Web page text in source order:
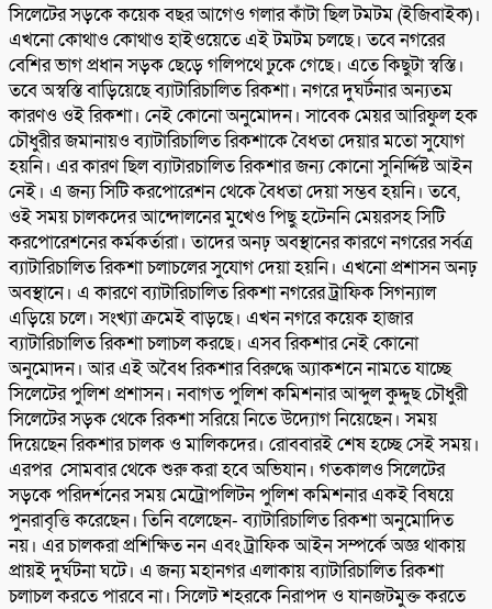
সিলেটের সড়কে কয়েক বছর আগেও গলার কাঁটা ছিল টমটম (ইজিবাইক)।
এখনো কোথাও কোথাও হাইওয়েতে এই টমটম চলছে। তবে নগরের
বেশির ভাগ প্রধান সড়ক ছেড়ে গলিপথে ঢুকে গেছে। এতে কিছুটা স্বস্তি।
তবে অস্বস্তি বাড়িয়েছে ব্যাটারিচালিত রিকশা। নগরে দুঘর্টনার অন্যতম
কারণও ওই রিকশা। নেই কোনো অনুমোদন। সাবেক মেয়র আরিফুল হক
চৌধুরীর জমানায়ও ব্যাটারিচালিত রিকশাকে বৈধতা দেয়ার মতো সুযোগ
হয়নি। এর কারণ ছিল ব্যাটারচালিত রিকশার জন্য কোনো সুনির্দ্দিষ্ট আইন
নেই। এ জন্য সিটি করপোরেশন থেকে বৈধতা দেয়া সম্ভব হয়নি। তবে,
ওই সময় চালকদের আন্দোলনের মুখেও পিছু হটেননি মেয়রসহ সিটি
করপোরেশনের কর্মকর্তারা। তাদের অনঢ় অবস্থানের কারণে নগরের সর্বত্র
ব্যাটারিচালিত রিকশা চলাচলের সুযোগ দেয়া হয়নি। এখনো প্রশাসন অনঢ়
অবস্থানে। এ কারণে ব্যাটারিচালিত রিকশা নগরের ট্রাফিক সিগন্যাল
এড়িয়ে চলে। সংখ্যা ক্রমেই বাড়ছে। এখন নগরে কয়েক হাজার
ব্যাটারিচালিত রিকশা চলাচল করছে। এসব রিকশার নেই কোনো
অনুমোদন। আর এই অবৈধ রিকশার বিরুদ্ধে অ্যাকশনে নামতে যাচ্ছে
সিলেটের পুলিশ প্রশাসন। নবাগত পুলিশ কমিশনার আব্দুল কুদ্দুছ চৌধুরী
সিলেটের সড়ক থেকে রিকশা সরিয়ে নিতে উদ্যোগ নিয়েছেন। সময়
দিয়েছেন রিকশার চালক ও মালিকদের। রোববারই শেষ হচ্ছে সেই সময়।
এরপর সোমবার থেকে শুরু করা হবে অভিযান। গতকালও সিলেটের
সড়কে পরিদর্শনের সময় মেট্রোপলিটন পুলিশ কমিশনার একই বিষয়ে
পুনরাবৃত্তি করেছেন। তিনি বলেছেন- ব্যাটারিচালিত রিকশা অনুমোদিত
নয়। এর চালকরা প্রশিক্ষিত নন এবং ট্রাফিক আইন সম্পর্কে অজ্ঞ থাকায়
প্রায়ই দুর্ঘটনা ঘটে। এ জন্য মহানগর এলাকায় ব্যাটারিচালিত রিকশা
চলাচল করতে পারবে না। সিলেট শহরকে নিরাপদ ও যানজটমুক্ত করতে